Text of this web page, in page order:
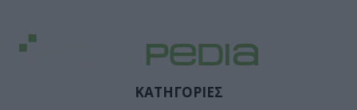
ΚΑΤΗΓΟΡΙΕΣ